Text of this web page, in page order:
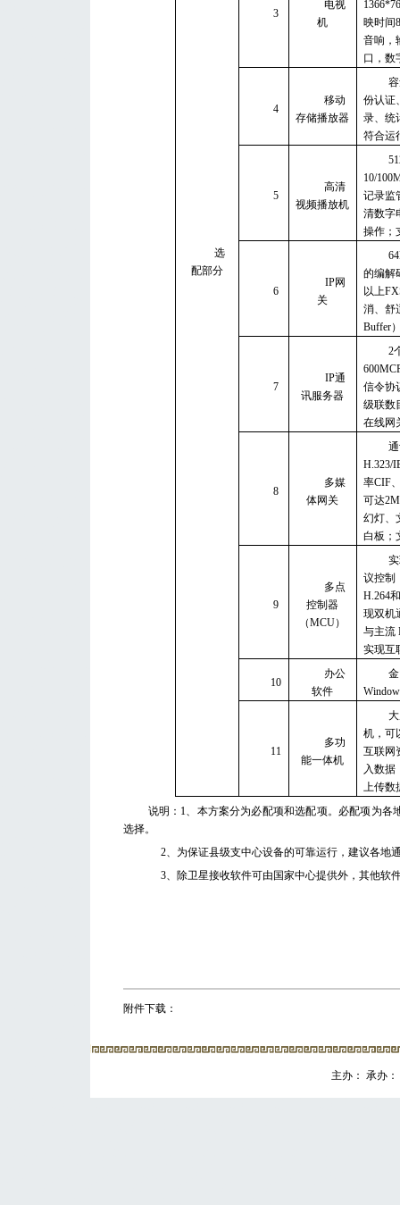
选
配部分
3
电视
机
映时间
音响，
口，数
4
移动
存储播放器
份认证
录、统
符合运
5
高清
视频播放机
10/
记录监
清数字
操作；
6
IP网
关
的编解
以上
消、舒
Buffer
7
IP通
讯服务器
2
信令协
级联数
在线网
8
多媒
体网关
H.323/
率CIF
可达
幻灯、
白板；
9
多点
控制器
（MCU）
议控制
H.264和
现双机
与主流
实现互
10
办公
软件
11
多功
能一体机
机，可
互联网
入数据
上传
说明：1、本方案分为必配项和选配项。必配项为
选择。
2、为保证县级支中心设备的可靠运行，建议各地
3、除卫星接收软件可由国家中心提供外，其他软
附件下载：
主办： 承办